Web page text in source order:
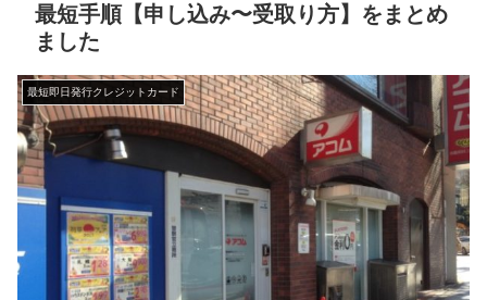
最短手順【申し込み〜受取り方】をまとめ
ました
最短即日発行クレジットカード